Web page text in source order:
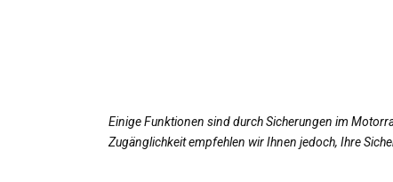
Einige Funktionen sind durch Sicherungen im
Zugänglichkeit empfehlen wir Ihnen jedoch, Ihre